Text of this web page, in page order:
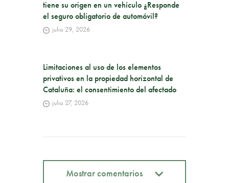
tiene su origen en un vehículo ¿Responde
el seguro obligatorio de automóvil?
julio 29, 2026
Limitaciones al uso de los elementos
privativos en la propiedad horizontal de
Cataluña: el consentimiento del afectado
julio 27, 2026
Mostrar comentarios